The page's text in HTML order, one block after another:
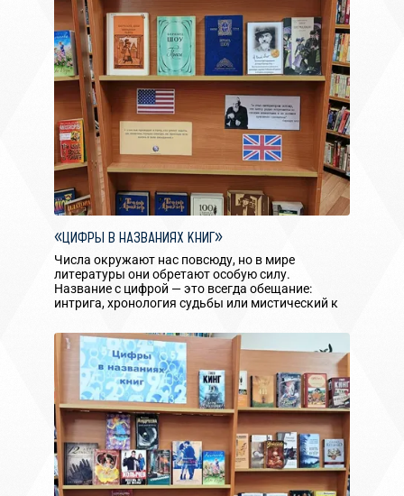
«ЦИФРЫ В НАЗВАНИЯХ КНИГ»
Числа окружают нас повсюду, но в мире
литературы они обретают особую силу.
Название с цифрой — это всегда обещание:
интрига, хронология судьбы или мистический к